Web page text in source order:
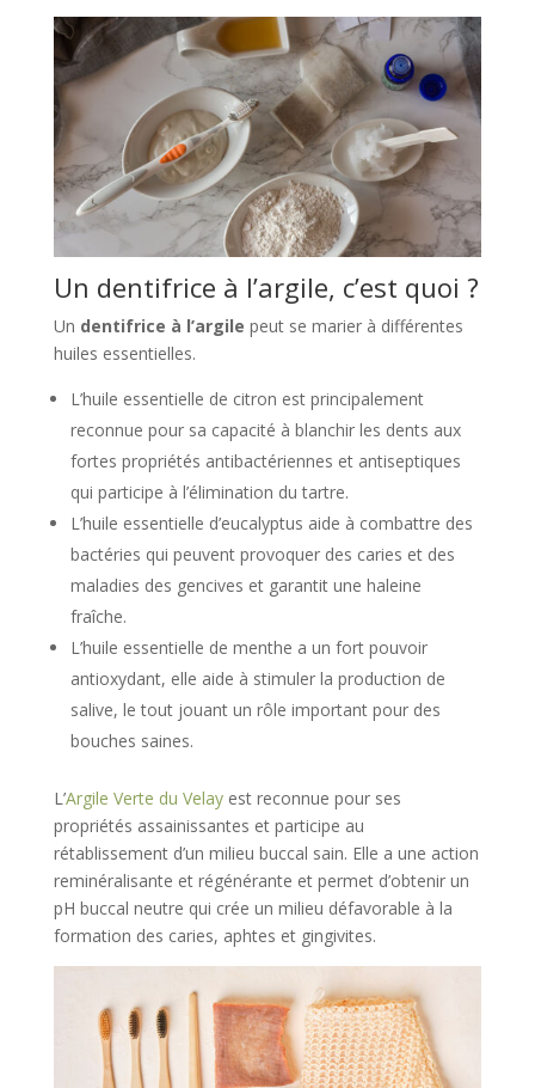
Un dentifrice à l’argile, c’est quoi ?
Un dentifrice à l’argile peut se marier à différentes
huiles essentielles.
L’huile essentielle de citron est principalement
reconnue pour sa capacité à blanchir les dents aux
fortes propriétés antibactériennes et antiseptiques
qui participe à l’élimination du tartre.
L’huile essentielle d’eucalyptus aide à combattre des
bactéries qui peuvent provoquer des caries et des
maladies des gencives et garantit une haleine
fraîche.
L’huile essentielle de menthe a un fort pouvoir
antioxydant, elle aide à stimuler la production de
salive, le tout jouant un rôle important pour des
bouches saines.
L’Argile Verte du Velayest reconnue pour ses
propriétés assainissantes et participe au
rétablissement d’un milieu buccal sain. Elle a une action
reminéralisante et régénérante et permet d’obtenir un
pH buccal neutre qui crée un milieu défavorable à la
formation des caries, aphtes et gingivites.